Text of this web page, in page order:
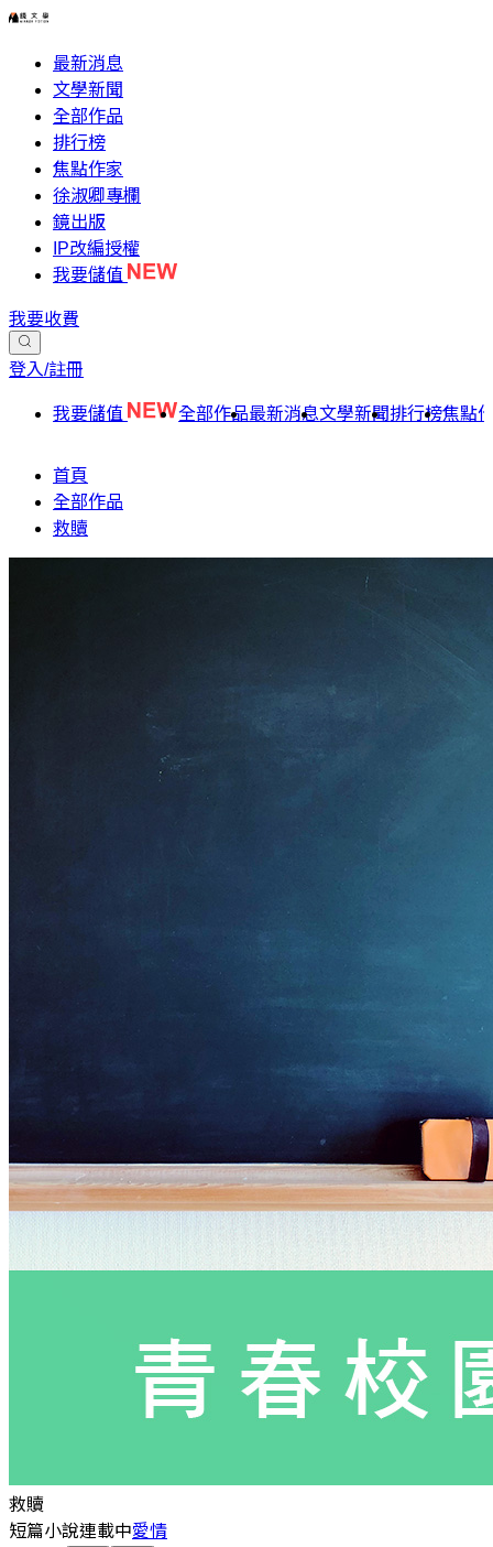
最新消息
文學新聞
全部作品
排行榜
焦點作家
徐淑卿專欄
鏡出版
IP改編授權
我要儲值
我要收費
登入/註冊
我要儲值 全部作品最新消息文學新聞排行榜焦點
首頁
全部作品
救贖
救贖
短篇小說連載中愛情